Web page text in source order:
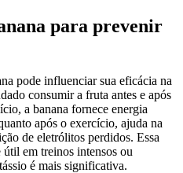
para prevenir
pode influenciar sua eficácia na
consumir a fruta antes e após
a banana fornece energia
após o exercício, ajuda na
de eletrólitos perdidos. Essa
útil em treinos intensos ou
é mais significativa.